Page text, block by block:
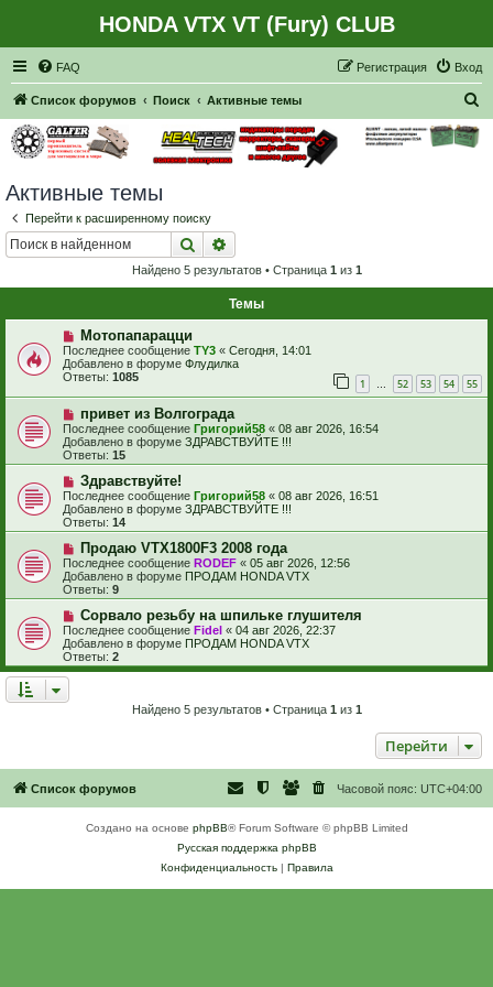
HONDA VTX VT (Fury) CLUB
FAQ Вход
Регистрация
Список форумов Поиск Активные темы
Активные темы
Перейти к расширенному поиску
Поиск
Найдено 5 результатов • Страница 1 из 1
Темы
Н
о
в
о
е
с
о
о
б
щ
е
н
и
е
Мотопапарацци
Последнее сообщение TY3 « Сегодня, 14:01
Добавлено в форуме Флудилка
Ответы: 1085 1 … 52 53 54 55
Н
о
в
о
е
с
о
о
б
щ
е
н
и
е
привет из Волгограда
Последнее сообщение Григорий58 « 08 авг 2026, 16:54
Добавлено в форуме ЗДРАВСТВУЙТЕ !!!
Ответы: 15
Н
о
в
о
е
с
о
о
б
щ
е
н
и
е
Здравствуйте!
Последнее сообщение Григорий58 « 08 авг 2026, 16:51
Добавлено в форуме ЗДРАВСТВУЙТЕ !!!
Ответы: 14
Н
о
в
о
е
с
о
б
щ
Продаю VTX1800F3 2008 года
Последнее сообщение RODEF « 05 авг 2026, 12:56
Добавлено в форуме ПРОДАМ HONDA VTX
Ответы: 9
Н
о
в
о
е
и
е
Сорвало резьбу на шпильке глушителя
Последнее сообщение Fidel « 04 авг 2026, 22:37
Добавлено в форуме ПРОДАМ HONDA VTX
Ответы: 2
Найдено 5 результатов • Страница 1 из 1
Перейти
Список форумов Часовой пояс: UTC+04:00
Создано на основе phpBB® Forum Software © phpBB Limited
Русская поддержка phpBB
Конфиденциальность| Правила